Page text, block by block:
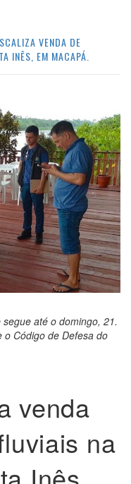
VENDA DE
INÊS, EM MACAPÁ.
até o domingo, 21.
o Código de Defesa do
venda
na